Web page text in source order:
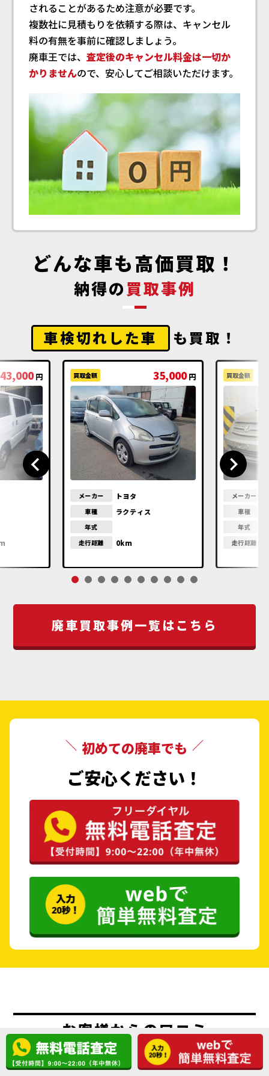
されることがあるため注意が必要です。
複数社に見積もりを依頼する際は、キャンセル
料の有無を事前に確認しましょう。
廃車王では、査定後のキャンセル料金は一切か
かりませんので、安心してご相談いただけます。
どんな車も高価買取！
納得の買取事例
車検切れした車 も買取！
43,000 円 買取金額 35,000 円
メーカー トヨタ
車種 ラクティス
年式
走行距離
0km
買取金額
メーカー
車種
年式
走行距離
廃車買取事例一覧はこちら
初めての廃車でも
ご安心ください！
お客様からの口コミ
4.8（410件の口コミ）